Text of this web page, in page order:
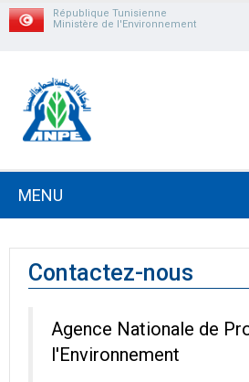
République Tunisienne
Ministère de l'Environnement
MENU
Contactez-nous
Agence Nationale de
l'Environnement